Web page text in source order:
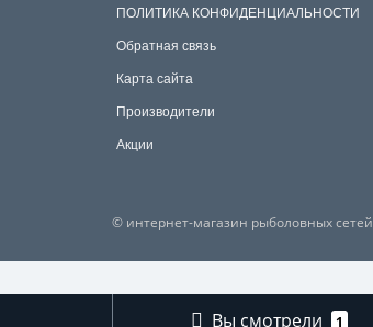
ПОЛИТИКА КОНФИДЕНЦИАЛЬНОСТИ
Обратная связь
Карта сайта
Производители
Акции
© интернет-магазин рыболовных сетей
Вы смотрели 1